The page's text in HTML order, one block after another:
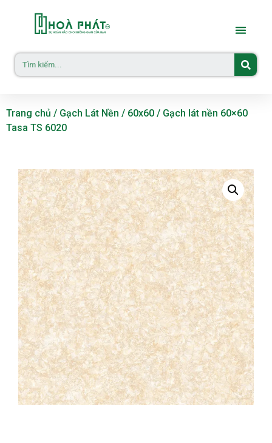
Trang chủ / Gạch Lát Nền / 60x60 / Gạch lát nền 60×60
Tasa TS 6020